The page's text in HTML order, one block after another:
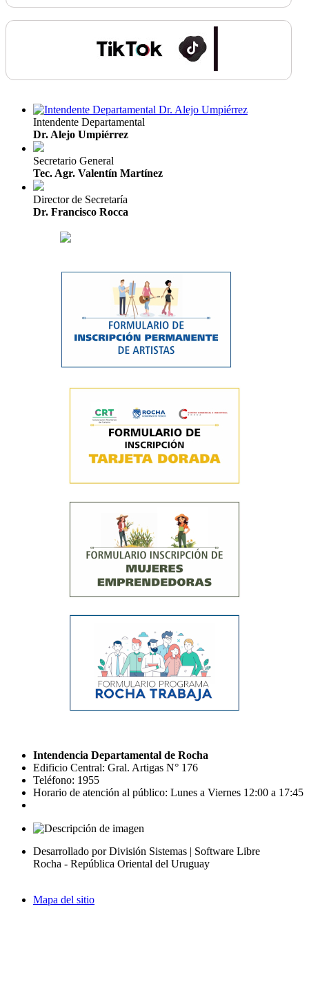
Intendente Departamental
Dr. Alejo Umpiérrez
Secretario General
Tec. Agr. Valentín Martínez
Director de Secretaría
Dr. Francisco Rocca
Intendencia Departamental de Rocha
Edificio Central: Gral. Artigas N° 176
Teléfono: 1955
Horario de atención al público: Lunes a Viernes 12:00 a 17:45
Desarrollado por División Sistemas | Software Libre
Rocha - República Oriental del Uruguay
Mapa del sitio